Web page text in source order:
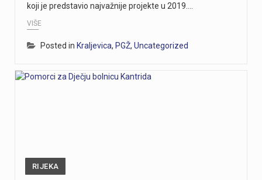
koji je predstavio najvažnije projekte u 2019.…
VIŠE
Posted in Kraljevica, PGŽ, Uncategorized
RIJEKA